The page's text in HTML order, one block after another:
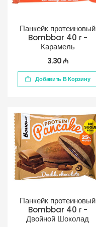
Панкейк протеиновый
Bombbar 40 г -
Карамель
3.30 ₼
Добавить В Корзину
Панкейк протеиновый
Bombbar 40 г -
Двойной Шоколад